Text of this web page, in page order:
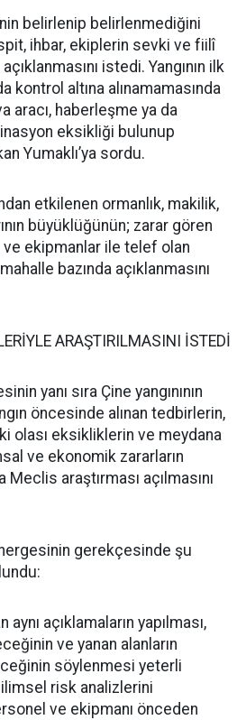
belirlenip belirlenmediğini
ihbar, ekiplerin sevki ve fiilî
istedi. Yangının ilk
kontrol altına alınamamasında
aracı, haberleşme ya da
eksikliği bulunup
Yumaklı’ya sordu.
etkilenen ormanlık, makilik,
büyüklüğünün; zarar gören
ve ekipmanlar ile telef olan
bazında açıklanmasını
ARAŞTIRILMASINI İSTEDİ
yanı sıra Çine yangınının
öncesinde alınan tedbirlerin,
olası eksikliklerin ve meydana
ve ekonomik zararların
Meclis araştırması açılmasını
gerekçesinde şu
aynı açıklamaların yapılması,
ve yanan alanların
söylenmesi yeterli
risk analizlerini
ve ekipmanı önceden